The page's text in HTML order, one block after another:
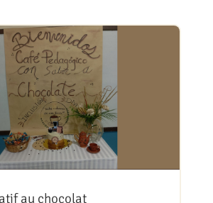
au chocolat